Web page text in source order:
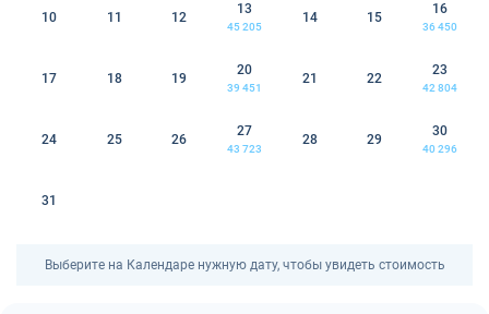
10 11 12
13
45 205
14 15
16
36 450
17 18 19
20
39 451
21 22
23
42 804
24 25 26
27
43 723
28 29
30
40 296
31
Выберите на Календаре нужную дату, чтобы увидеть стоимость